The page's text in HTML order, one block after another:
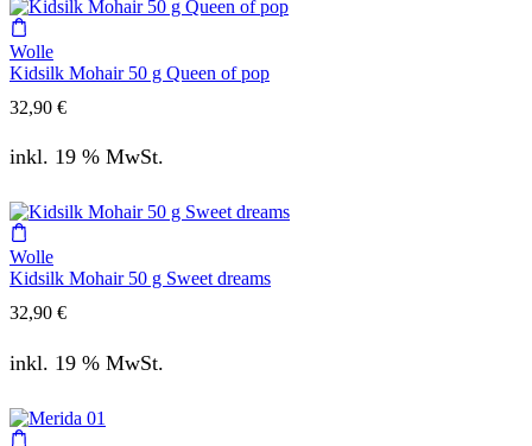
Wolle
Kidsilk Mohair 50 g Queen of pop
32,90 €
inkl. 19 % MwSt.
Wolle
Kidsilk Mohair 50 g Sweet dreams
32,90 €
inkl. 19 % MwSt.